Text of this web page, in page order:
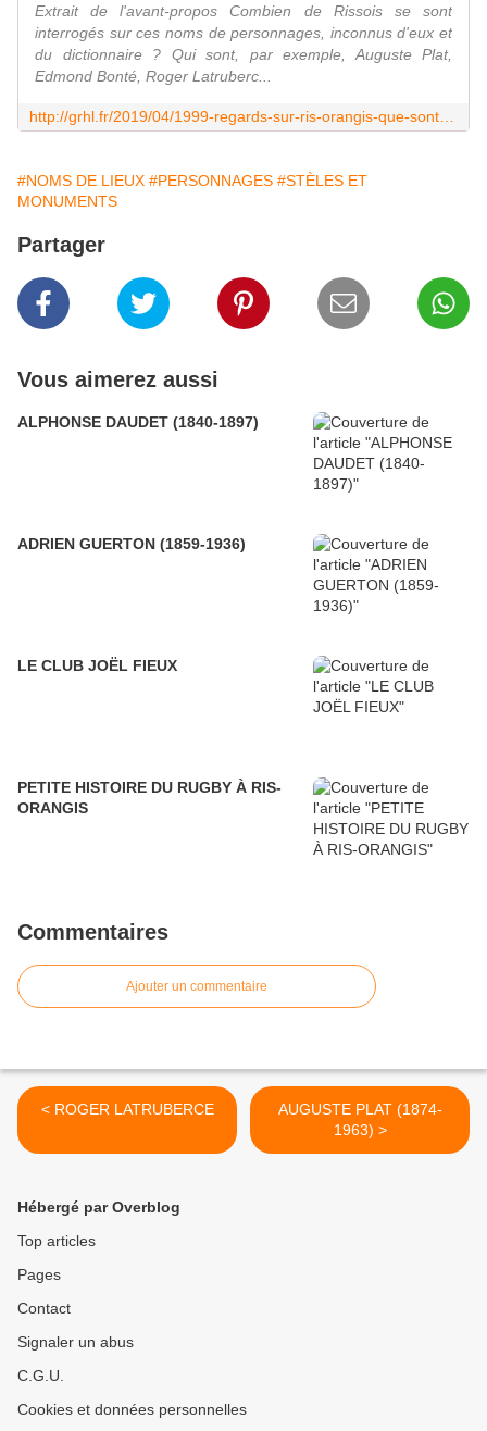
Extrait de l'avant-propos Combien de Rissois se sont
interrogés sur ces noms de personnages, inconnus d'eux et
du dictionnaire ? Qui sont, par exemple, Auguste Plat,
Edmond Bonté, Roger Latruberc...
#NOMS DE LIEUX #PERSONNAGES #STÈLES ET
MONUMENTS
Partager
Vous aimerez aussi
ALPHONSE DAUDET (1840-1897)
ADRIEN GUERTON (1859-1936)
LE CLUB JOËL FIEUX
PETITE HISTOIRE DU RUGBY À RIS-
ORANGIS
Commentaires
Ajouter un commentaire
< ROGER LATRUBERCE
AUGUSTE PLAT (1874-
1963) >
Hébergé par Overblog
Top articles
Pages
Contact
Signaler un abus
C.G.U.
Cookies et données personnelles